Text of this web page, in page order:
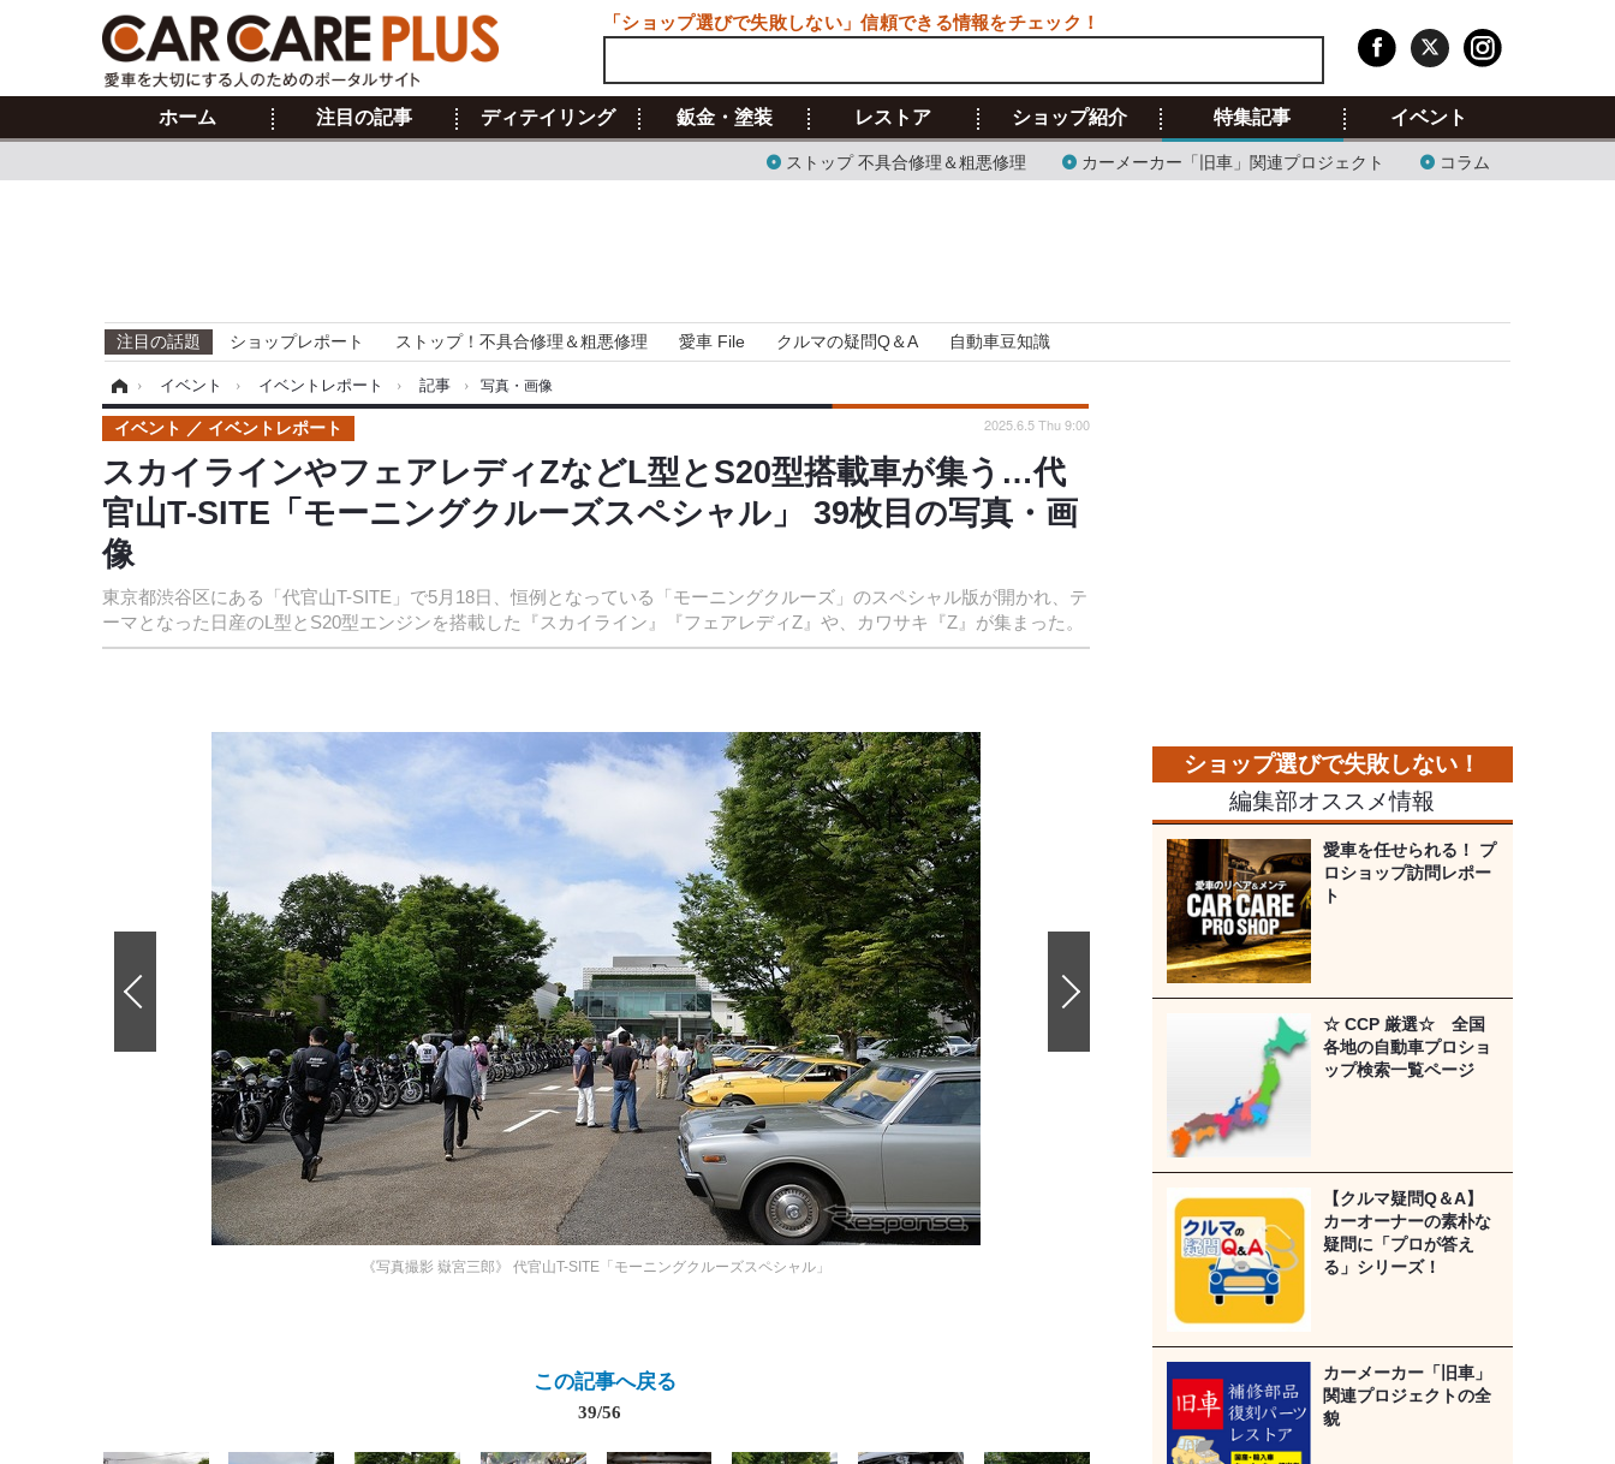
ホーム 注目の記事 ディテイリング 鈑金・塗装 レストア ショップ紹介 特集記事
ストップ 不具合修理＆粗悪修理 カーメーカー「旧車」関連プロジェクト コラム
イベント
注目の話題 ショップレポート ストップ！不具合修理＆粗悪修理 愛車 File クルマの疑問Q＆A 自動車豆知識
› イベント › イベントレポート › 記事 › 写真・画像
スカイラインやフェアレディZなどL型とS20型搭載車が集う…代
官山T-SITE「モーニングクルーズスペシャル」 39枚目の写真・画
像
東京都渋谷区にある「代官山T-SITE」で5月18日、恒例となっている「モーニングクルーズ」のスペシャル版が開かれ、テ
ーマとなった日産のL型とS20型エンジンを搭載した『スカイライン』『フェアレディZ』や、カワサキ『Z』が集まった。
イベント イベントレポート 2025.6.5 Thu 9:00
《写真撮影 嶽宮三郎》 代官山T-SITE「モーニングクルーズスペシャル」
この記事へ戻る
39/56
編集部オススメ情報
愛車を任せられる！ プ
ロショップ訪問レポー
ト
☆ CCP 厳選☆ 全国
各地の自動車プロショ
ップ検索一覧ページ
【クルマ疑問Q＆A】
カーオーナーの素朴な
疑問に「プロが答え
る」シリーズ！
カーメーカー「旧車」
関連プロジェクトの全
貌
「ショップ選びで失敗しない」信頼できる情報をチェック！